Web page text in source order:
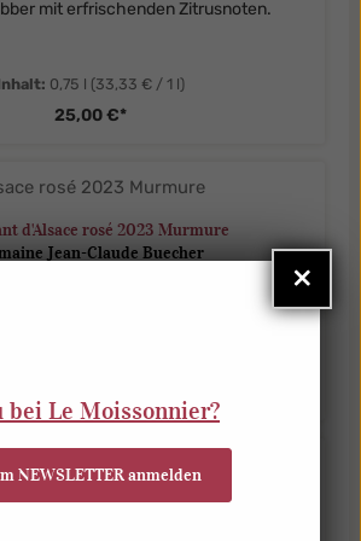
mit erfrischenden Zitrusnoten.
0,75 l (33,33 € / 1 l)
25,00 €*
d'Alsace rosé 2023 Murmure
Jean-Claude Buecher
d'Alsace 2023 Reflets Magnum
×
bei Le Moissonnier?
NEWSLETTER anmelden